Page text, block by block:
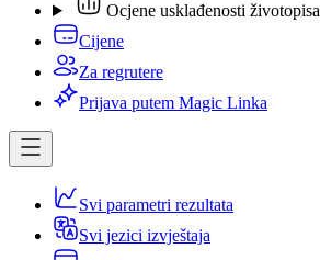
Ocjene usklađenosti životopisa
Cijene
Za regrutere
Prijava putem Magic Linka
Svi parametri rezultata
Svi jezici izvještaja